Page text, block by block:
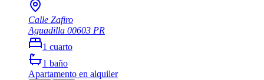
Calle Zafiro
Aguadilla 00603 PR
1 cuarto
1 baño
Apartamento en alquiler